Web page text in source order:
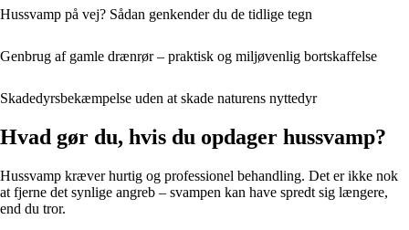
Hussvamp på vej? Sådan genkender du de tidlige tegn
Genbrug af gamle drænrør – praktisk og miljøvenlig bortskaffelse
Skadedyrsbekæmpelse uden at skade naturens nyttedyr
Hvad gør du, hvis du opdager hussvamp?
Hussvamp kræver hurtig og professionel behandling. Det er ikke nok
at fjerne det synlige angreb – svampen kan have spredt sig længere,
end du tror.